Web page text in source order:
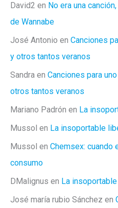
David2 en No era una
de Wannabe
José Antonio en Canciones
y otros tantos veranos
Sandra en Canciones para
otros tantos veranos
Mariano Padrón en La
Mussol en La insoportable
Mussol en Chemsex: cuando
consumo
DMalignus en La
José maría rubio Sánchez en